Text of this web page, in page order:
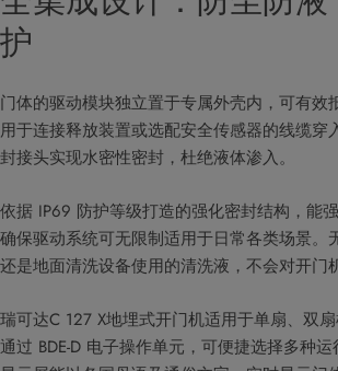
护
门体的驱动模块独立置于专属外壳内，可有效
用于连接释放装置或选配安全传感器的线缆穿
封接头实现水密性密封，杜绝液体渗入。
依据 IP69 防护等级打造的强化密封结构，能
确保驱动系统可无限制适用于日常各类场景。
还是地面清洗设备使用的清洗液，不会对开门
瑞可达C 127 X地埋式开门机适用于单扇、双扇
通过 BDE-D 电子操作单元，可便捷选择多种